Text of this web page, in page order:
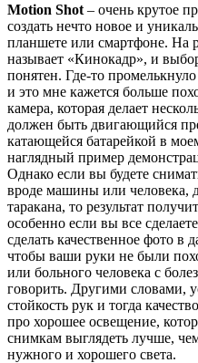
Motion Shot – очень крутое
создать нечто новое и
планшете или смартфоне. На
называет «Кинокадр», и
понятен. Где-то
и это мне кажется больше
камера, которая делает
должен быть двигающийся
катающейся батарейкой в
наглядный пример
Однако если вы будете
вроде машины или человека,
таракана, то результат
особенно если вы все
сделать качественное фото
чтобы ваши руки не были
или больного человека с
говорить. Другими словами,
стойкость рук и тогда
про хорошее освещение,
снимкам выглядеть лучше,
нужного и хорошего света.